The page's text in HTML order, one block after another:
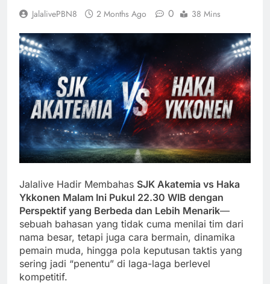
JalalivePBN8 2 Months Ago 0 38 Mins
Jalalive Hadir Membahas SJK Akatemia vs Haka
Ykkonen Malam Ini Pukul 22.30 WIB dengan
Perspektif yang Berbeda dan Lebih Menarik—
sebuah bahasan yang tidak cuma menilai tim dari
nama besar, tetapi juga cara bermain, dinamika
pemain muda, hingga pola keputusan taktis yang
sering jadi “penentu” di laga-laga berlevel
kompetitif.